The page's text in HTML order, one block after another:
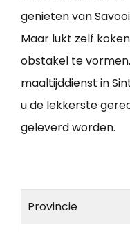
genieten van
Maar lukt zelf
obstakel te
maaltijddienst in
u de lekkerste
geleverd worden.
Provincie